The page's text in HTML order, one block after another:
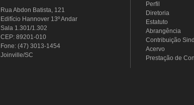
Rua Abdon Batista, 121
Edifício Hannover 13º Andar
Sala 1.301/1.302
CEP: 89201-010
Fone: (47) 3013-1454
Joinville/SC
Perfil
Diretoria
Estatuto
Abrangência
Contribuição
Acervo
Prestação de